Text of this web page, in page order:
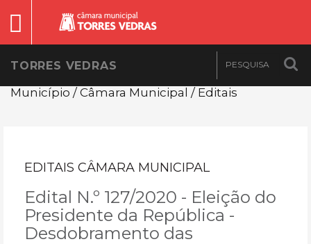
TORRES VEDRAS
Município / Câmara Municipal / Editais
EDITAIS CÂMARA MUNICIPAL
Edital N.º 127/2020 - Eleição do
Presidente da República -
Desdobramento das